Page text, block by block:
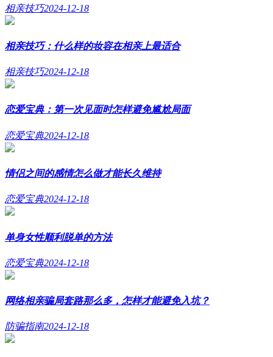
相亲技巧2024-12-18
相亲技巧：什么样的妆容在相亲上最适合
相亲技巧2024-12-18
恋爱宝典：第一次见面时怎样避免尴尬局面
恋爱宝典2024-12-18
情侣之间的感情怎么做才能长久维持
恋爱宝典2024-12-18
单身女性顺利脱单的方法
恋爱宝典2024-12-18
网络相亲骗局套路那么多，怎样才能避免入坑？
防骗指南2024-12-18